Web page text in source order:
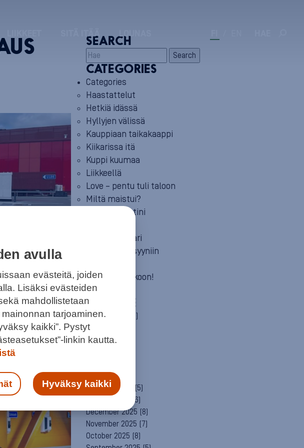
SITÄ ITÄÄ LOUNAS
SEARCH
Search
CATEGORIES
Categories
Haastattelut
Hetkiä idässä
Hyllyjen välissä
Kauppiaan taikakaappi
Kiikarissa itä
Kuppi kuumaa
Liikkeellä
Love – pentu tuli taloon
Miltä maistui?
Minun reseptini
Neuvosta vaari
Parempaan syyniin
Summeri soikoon!
Yleinen
ARCHIVE
August 2026
(2)
July 2026
June 2026
March 2026
February 2026
(5)
(6)
December 2025 (8)
November 2025 (7)
October 2025 (8)
kun käyt
avulla
evästeitä, joiden
Lisäksi evästeiden
mahdollistetaan
tarjoaminen.
kaikki”. Pystyt
linkin kautta.
Hyväksy kaikki